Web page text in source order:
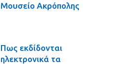
Μουσείο Ακρόπολης
Πως εκδίδονται
ηλεκτρονικά τα